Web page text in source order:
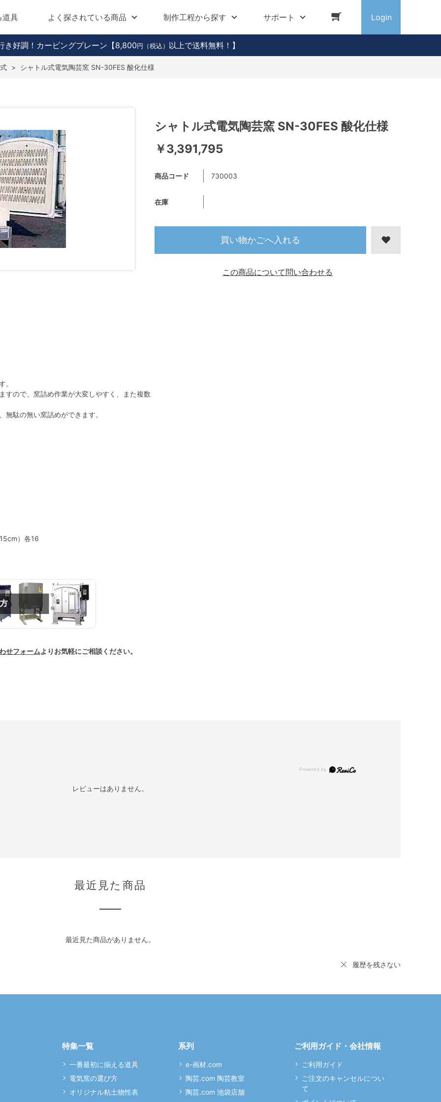
道具 よく探されている商品 制作工程から探す サポート Login
き好調！カービングプレーン 【8,800 円（税込） 以上で送料無料！】
> シャトル式電気陶芸窯 SN-30FES 酸化仕様
。
すので、窯詰め作業が大変しやすく、また複数
駄の無い窯詰めができます。
）各16
せフォームよりお気軽にご相談ください。
シャトル式電気陶芸窯 SN-30FES 酸化仕様
￥3,391,795
商品コード 730003
在庫
買い物かごへ入れる
この商品について問い合わせる
レビューはありません。
最近見た商品
最近見た商品がありません。
履歴を残さない
特集一覧
一番最初に揃える道具
電気窯の選び方
オリジナル粘土物性表
系列
e-画材.com
陶芸.com 陶芸教室
陶芸.com 池袋店舗
ご利用ガイド・会社情報
ご利用ガイド
ご注文のキャンセルについ
て